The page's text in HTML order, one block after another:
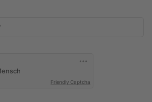
Friendly Captcha